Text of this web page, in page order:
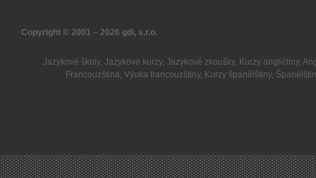
Copyright © 2001 – 2026 gdi, s.r.o.
Jazykové školy, Jazykové kurzy, Jazykové zkoušky, Kurzy angličtiny,
Francouzština,Výuka francouzštiny, Kurzy španělštiny,